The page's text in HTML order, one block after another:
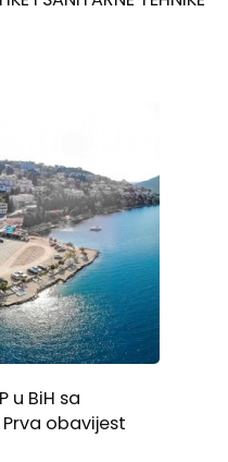
u BiH sa
obavijest